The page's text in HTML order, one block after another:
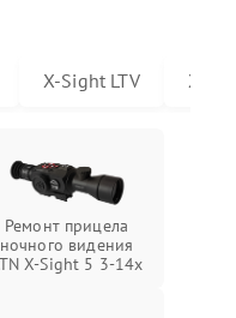
X-Sight LTV X-
Ремонт прицела
ночного видения
X-Sight 5 3-14x